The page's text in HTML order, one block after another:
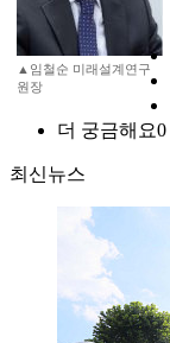
▲임철순 미래설계연구
원장
더 궁금해요0
최신뉴스